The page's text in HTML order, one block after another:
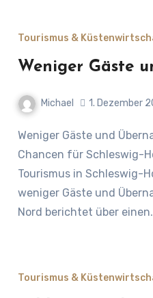
Tourismus &
Weniger Gäste
Michael 1. Dezember
Weniger Gäste und Übernachtungen: Herausforderung und
Chancen für Schleswig-
Tourismus in Schleswig-
weniger Gäste und
Nord berichtet über
Tourismus &